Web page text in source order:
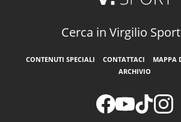
Cerca in Virgilio
CONTENUTI SPECIALI CONTATTACI MAPPA
ARCHIVIO